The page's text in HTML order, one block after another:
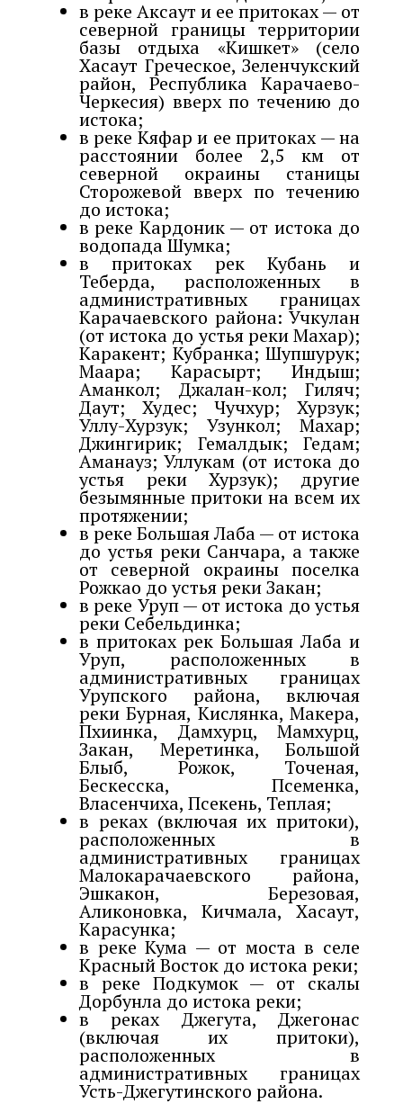
в реке Аксаут и ее притоках — от
северной границы территории
базы отдыха «Кишкет» (село
Хасаут Греческое, Зеленчукский
район, Республика Карачаево-
Черкесия) вверх по течению до
истока;
в реке Кяфар и ее притоках — на
расстоянии более 2,5 км от
северной окраины станицы
Сторожевой вверх по течению
до истока;
в реке Кардоник — от истока до
водопада Шумка;
в притоках рек Кубань и
Теберда, расположенных в
административных границах
Карачаевского района: Учкулан
(от истока до устья реки Махар);
Каракент; Кубранка; Шупшурук;
Маара; Карасырт; Индыш;
Аманкол; Джалан-кол; Гиляч;
Даут; Худес; Чучхур; Хурзук;
Уллу-Хурзук; Узункол; Махар;
Джингирик; Гемалдык; Гедам;
Аманауз; Уллукам (от истока до
устья реки Хурзук); другие
безымянные притоки на всем их
протяжении;
в реке Большая Лаба — от истока
до устья реки Санчара, а также
от северной окраины поселка
Рожкао до устья реки Закан;
в реке Уруп — от истока до устья
реки Себельдинка;
в притоках рек Большая Лаба и
Уруп, расположенных в
административных границах
Урупского района, включая
реки Бурная, Кислянка, Макера,
Пхиинка, Дамхурц, Мамхурц,
Закан, Меретинка, Большой
Блыб, Рожок, Точеная,
Бескесска, Псеменка,
Власенчиха, Псекень, Теплая;
в реках (включая их притоки),
расположенных в
административных границах
Малокарачаевского района,
Эшкакон, Березовая,
Аликоновка, Кичмала, Хасаут,
Карасунка;
в реке Кума — от моста в селе
Красный Восток до истока реки;
в реке Подкумок — от скалы
Дорбунла до истока реки;
в реках Джегута, Джегонас
(включая их притоки),
расположенных в
административных границах
Усть-Джегутинского района.